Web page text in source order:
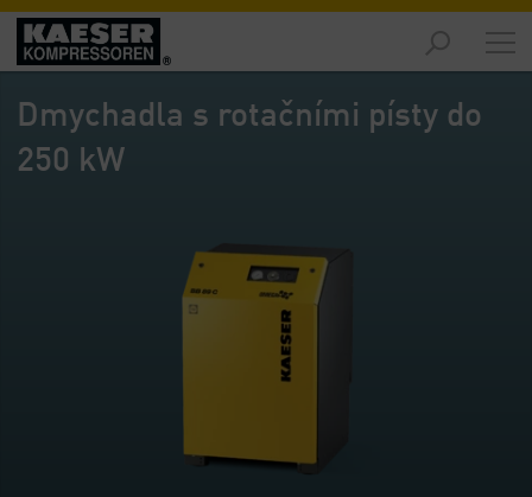
Trhy
-
Přehled
Výrobky
Dmychadla s rotačními písty do
250 kW